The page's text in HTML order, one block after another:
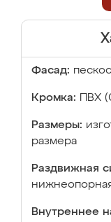
Фасад:
Кромка: ПВХ
Размеры:
размера
Раздвижная
Внутреннее